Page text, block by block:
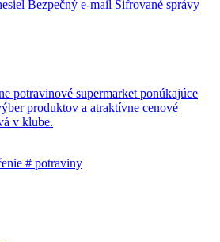
Bezpečný e-mail Šifrované správy
potravinové supermarket ponúkajúce
produktov a atraktívne cenové
v klube.
# potraviny